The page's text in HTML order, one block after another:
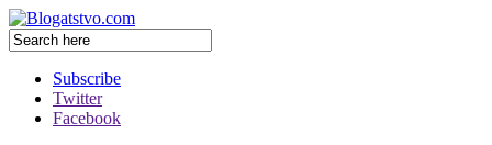
Subscribe
Twitter
Facebook